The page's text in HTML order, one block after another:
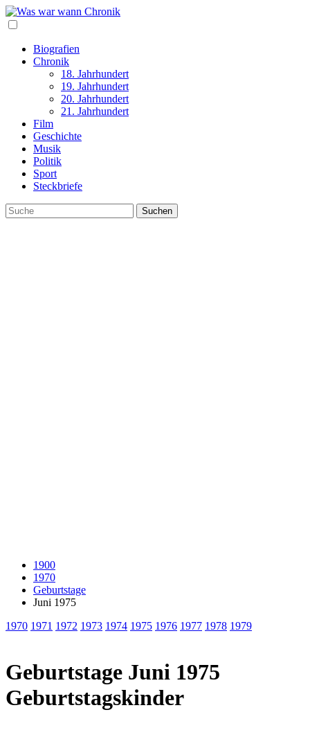
Biografien
Chronik
18. Jahrhundert
19. Jahrhundert
20. Jahrhundert
21. Jahrhundert
Film
Geschichte
Musik
Politik
Sport
Steckbriefe
1900
1970
Geburtstage
Juni 1975
1970 1971 1972 1973 1974 1975 1976 1977 1978 1979
Geburtstage Juni 1975
Geburtstagskinder